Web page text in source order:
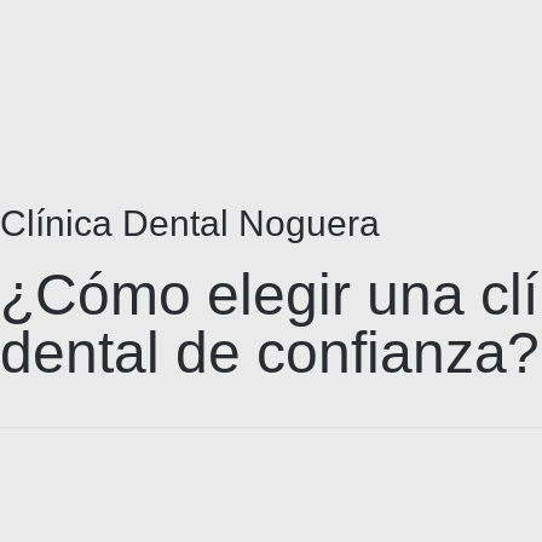
Clínica Dental Noguera
¿Cómo elegir una
dental de confianza?